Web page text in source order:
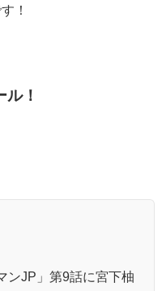
！
！
ンJP」第9話に宮下柚